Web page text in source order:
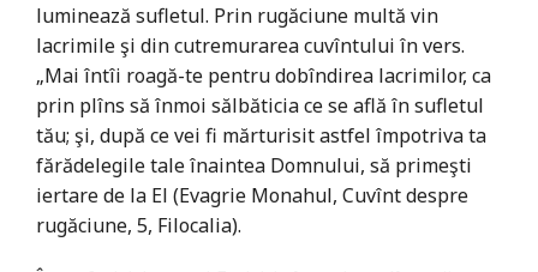
luminează sufletul. Prin rugăciune multă vin
lacrimile şi din cutremurarea cuvîntului în vers.
„Mai întîi roagă-te pentru dobîndirea lacrimilor, ca
prin plîns să înmoi sălbăticia ce se află în sufletul
tău; şi, după ce vei fi mărturisit astfel împotriva ta
fărădelegile tale înaintea Domnului, să primeşti
iertare de la El (Evagrie Monahul, Cuvînt despre
rugăciune, 5, Filocalia).